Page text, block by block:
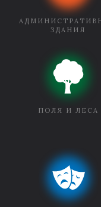
ЗДАНИЯ
ПОЛЯ И ЛЕСА